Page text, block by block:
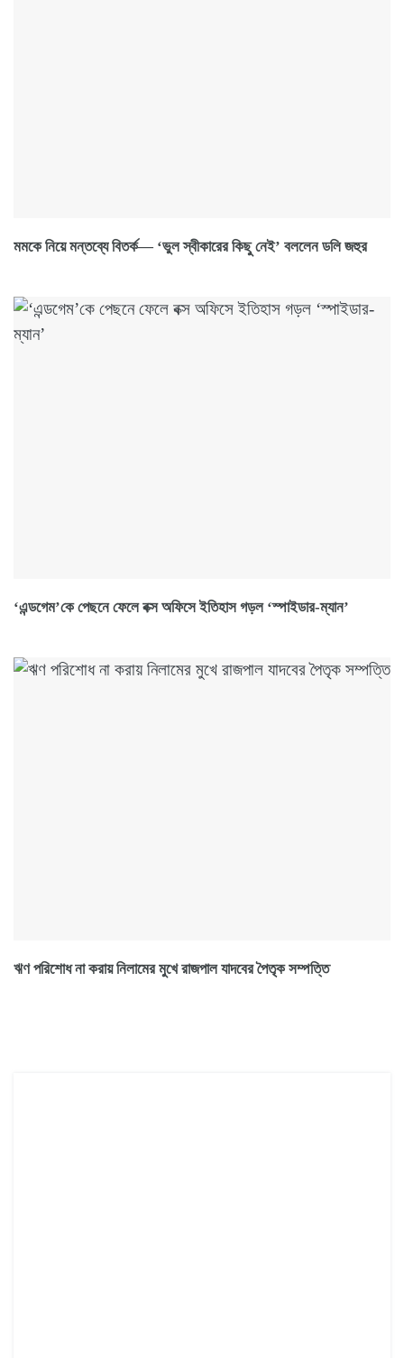
মমকে নিয়ে মন্তব্যে বিতর্ক— ‘ভুল স্বীকারের কিছু নেই’ বললেন ডলি জহুর
‘এন্ডগেম’কে পেছনে ফেলে বক্স অফিসে ইতিহাস গড়ল ‘স্পাইডার-ম্যান’
ঋণ পরিশোধ না করায় নিলামের মুখে রাজপাল যাদবের পৈতৃক সম্পত্তি